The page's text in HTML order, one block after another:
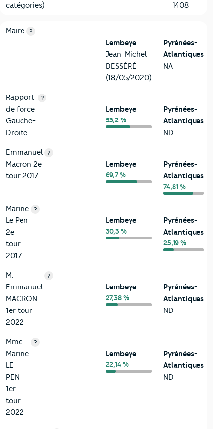
catégories)
1408
6-Politique
Critères
Maire ?
Lembeye
Jean-Michel
DESSÉRÉ
(18/05/2020)
Pyrénées-
Atlantiques
NA
Rapport
de force
Gauche-
Droite
?
Lembeye
53,2 %
Pyrénées-
Atlantiques
ND
Emmanuel
Macron 2e
tour 2017
?
Lembeye
69,7 %
Pyrénées-
Atlantiques
74,81 %
Marine
Le Pen
2e
tour
2017
?
Lembeye
30,3 %
Pyrénées-
Atlantiques
25,19 %
M.
Emmanuel
MACRON
1er tour
2022
?
Lembeye
27,38 %
Pyrénées-
Atlantiques
ND
Mme
Marine
LE
PEN
1er
tour
2022
?
Lembeye
22,14 %
Pyrénées-
Atlantiques
ND